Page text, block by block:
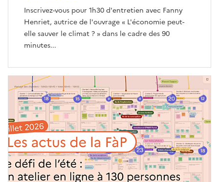
Inscrivez-vous pour 1h30 d'entretien avec Fanny
Henriet, autrice de l'ouvrage « L'économie peut-
elle sauver le climat ? » dans le cadre des 90
minutes...